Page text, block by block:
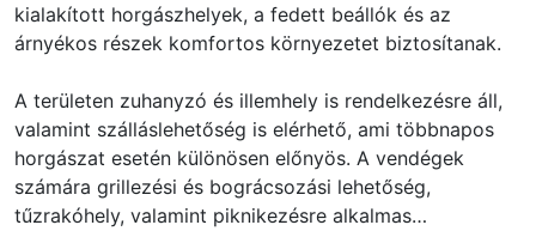
kialakított horgászhelyek, a fedett beállók és az
árnyékos részek komfortos környezetet biztosítanak.
A területen zuhanyzó és illemhely is rendelkezésre áll,
valamint szálláslehetőség is elérhető, ami többnapos
horgászat esetén különösen előnyös. A vendégek
számára grillezési és bográcsozási lehetőség,
tűzrakóhely, valamint piknikezésre alkalmas